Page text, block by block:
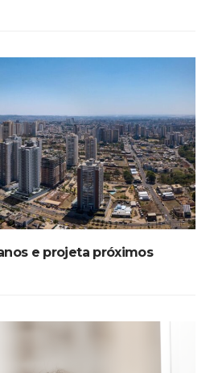
e projeta próximos